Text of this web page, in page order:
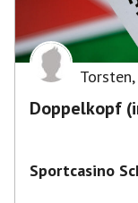
Torsten,
Doppelkopf
Sportcasino